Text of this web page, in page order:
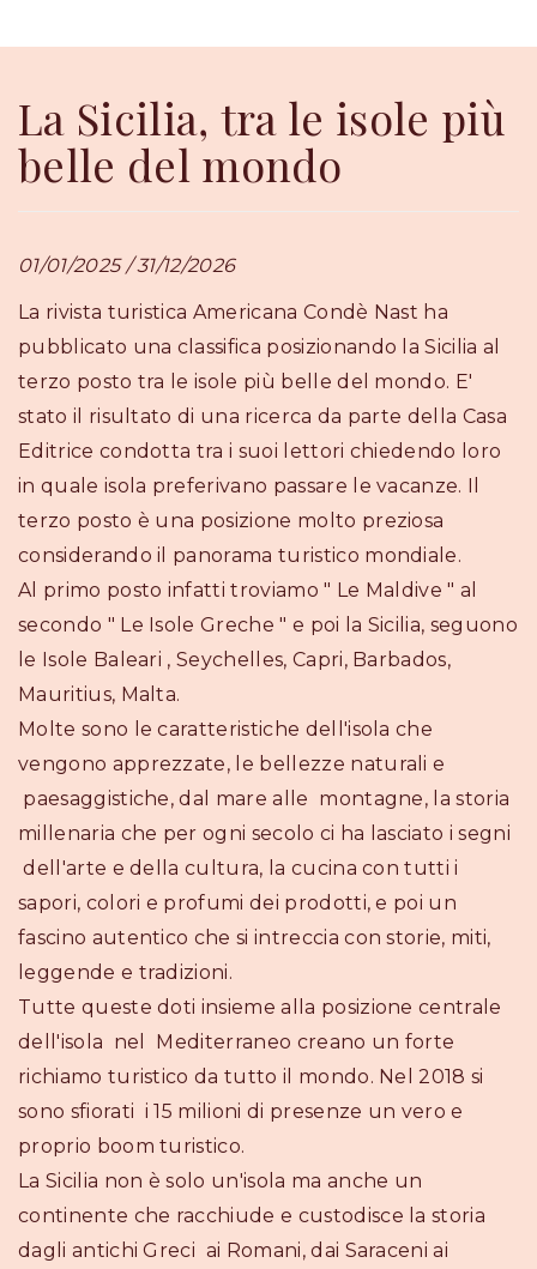
La Sicilia, tra le isole più
belle del mondo
01/01/2025 / 31/12/2026
La rivista turistica Americana Condè Nast ha
pubblicato una classifica posizionando la Sicilia al
terzo posto tra le isole più belle del mondo. E'
stato il risultato di una ricerca da parte della Casa
Editrice condotta tra i suoi lettori chiedendo loro
in quale isola preferivano passare le vacanze. Il
terzo posto è una posizione molto preziosa
considerando il panorama turistico mondiale.
Al primo posto infatti troviamo " Le Maldive " al
secondo " Le Isole Greche " e poi la Sicilia, seguono
le Isole Baleari , Seychelles, Capri, Barbados,
Mauritius, Malta.
Molte sono le caratteristiche dell'isola che
vengono apprezzate, le bellezze naturali e
paesaggistiche, dal mare alle montagne, la storia
millenaria che per ogni secolo ci ha lasciato i segni
dell'arte e della cultura, la cucina con tutti i
sapori, colori e profumi dei prodotti, e poi un
fascino autentico che si intreccia con storie, miti,
leggende e tradizioni.
Tutte queste doti insieme alla posizione centrale
dell'isola nel Mediterraneo creano un forte
richiamo turistico da tutto il mondo. Nel 2018 si
sono sfiorati i 15 milioni di presenze un vero e
proprio boom turistico.
La Sicilia non è solo un'isola ma anche un
continente che racchiude e custodisce la storia
dagli antichi Greci ai Romani, dai Saraceni ai